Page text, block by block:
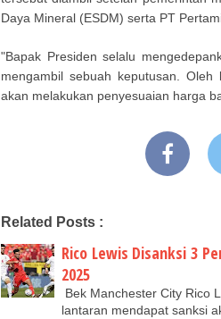
Daya Mineral (ESDM) serta PT
"Bapak Presiden selalu
mengambil sebuah keputusan.
akan melakukan penyesuaian harga
Related Posts :
Rico Lewis Disanksi 3
2025
Bek Manchester City Rico
lantaran mendapat sanksi